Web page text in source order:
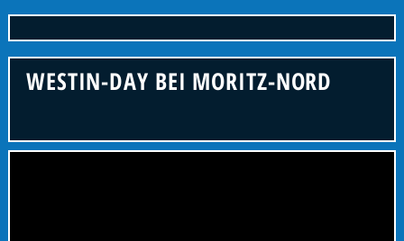
WESTIN-DAY BEI MORITZ-NORD